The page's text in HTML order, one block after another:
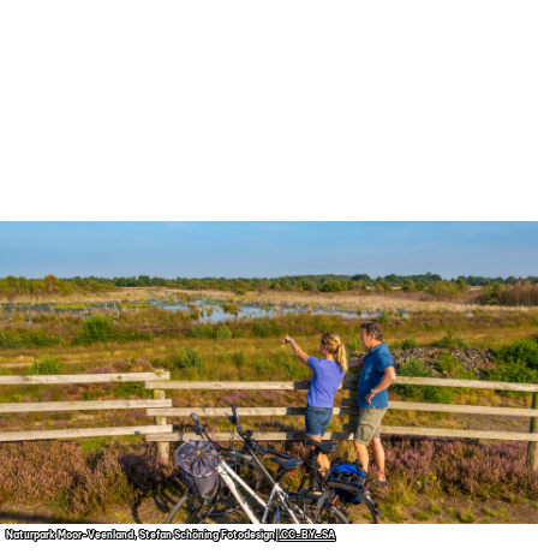
Naturpark Moor-Veenland, Stefan Schöning Fotodesign | CC-BY-SA